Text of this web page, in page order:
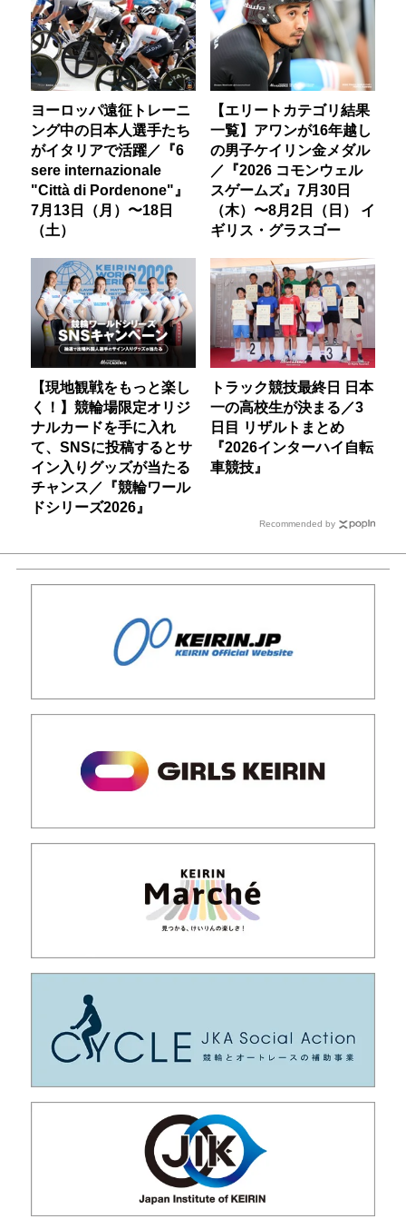
ヨーロッパ遠征トレーニ
ング中の日本人選手たち
がイタリアで活躍／『6
sere internazionale
"Città di Pordenone"』
7月13日（月）〜18日
（土）
【エリートカテゴリ結果
一覧】アワンが16年越し
の男子ケイリン金メダル
／『2026 コモンウェル
スゲームズ』7月30日
（木）〜8月2日（日） イ
ギリス・グラスゴー
【現地観戦をもっと楽し
く！】競輪場限定オリジ
ナルカードを手に入れ
て、SNSに投稿するとサ
イン入りグッズが当たる
チャンス／『競輪ワール
ドシリーズ2026』
トラック競技最終日 日本
一の高校生が決まる／3
日目 リザルトまとめ
『2026インターハイ自転
車競技』
Recommended by